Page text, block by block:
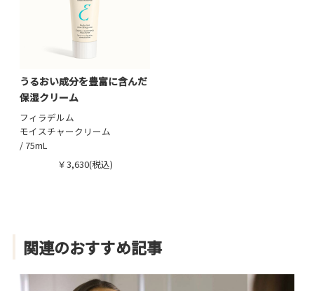
うるおい成分を豊富に含んだ
保湿クリーム
フィラデルム
モイスチャークリーム
/ 75mL
￥3,630(税込)
関連のおすすめ記事